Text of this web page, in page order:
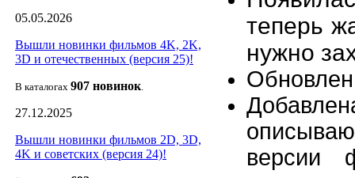
05.05.2026
Вышли новинки фильмов 4K, 2K,
3D и отечественных (версия 25)!
В каталогах 907 новинок.
27.12.2025
Вышли новинки фильмов 2D, 3D,
4K и советских (версия 24)!
теперь
нужно
версии